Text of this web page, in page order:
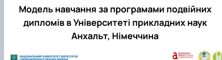
Модель навчання за програмами подвійних
дипломів в Університеті прикладних наук
Анхальт, Німеччина